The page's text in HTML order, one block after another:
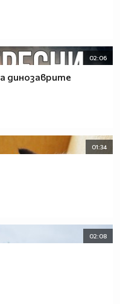
02:06
динозаврите
01:34
02:08